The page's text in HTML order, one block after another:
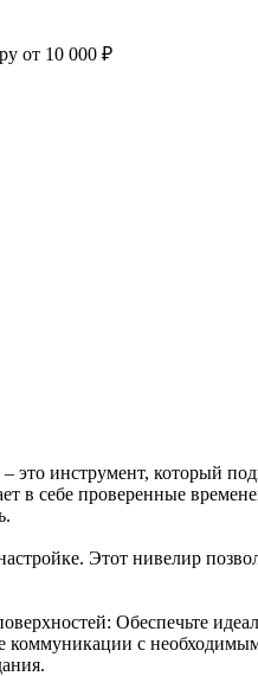
от 10 000 ₽
инструмент, который
в себе проверенные
Этот нивелир
Обеспечьте
коммуникации с